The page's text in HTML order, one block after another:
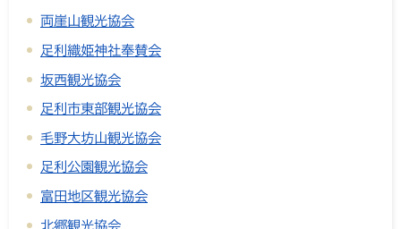
両崖山観光協会
足利織姫神社奉賛会
坂西観光協会
足利市東部観光協会
毛野大坊山観光協会
足利公園観光協会
富田地区観光協会
北郷観光協会